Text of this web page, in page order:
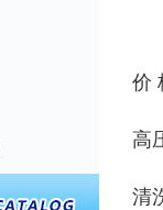
价
高
清